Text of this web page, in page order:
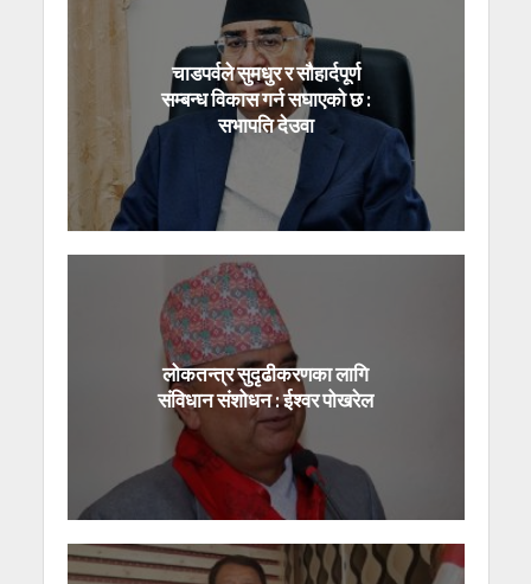
चाडपर्वले सुमधुर र सौहार्दपूर्ण
सम्बन्ध विकास गर्न सघाएको छ :
सभापति देउवा
लोकतन्त्र सुदृढीकरणका लागि
संविधान संशोधन : ईश्वर पोखरेल